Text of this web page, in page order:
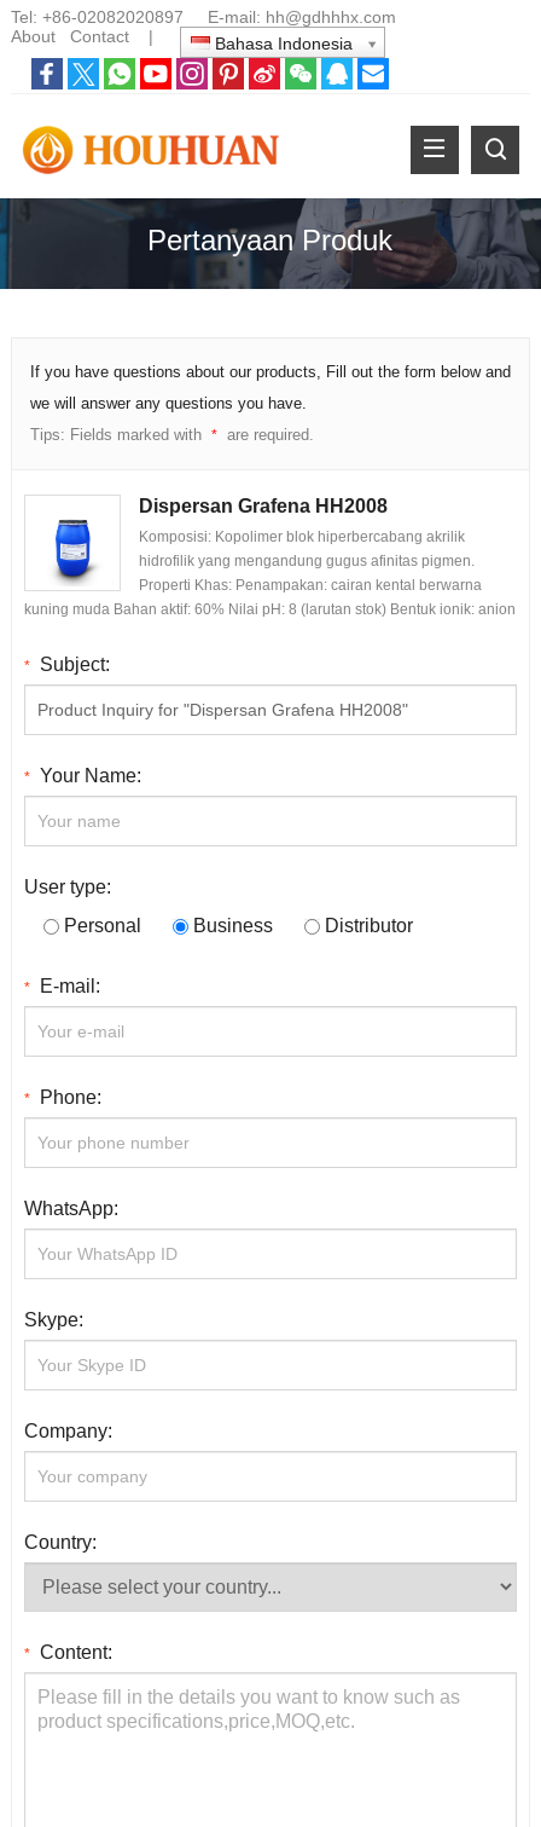
Tel: +86-02082020897 E-mail: hh@gdhhhx.com
About
Contact| Bahasa Indonesia
Pertanyaan Produk
If you have questions about our products, Fill out the form below and
we will answer any questions you have.
Tips: Fields marked with * are required.
Dispersan Grafena HH2008
Komposisi: Kopolimer blok hiperbercabang akrilik
hidrofilik yang mengandung gugus afinitas pigmen.
Properti Khas: Penampakan: cairan kental berwarna
kuning muda Bahan aktif: 60% Nilai pH: 8 (larutan stok) Bentuk ionik: anion
* Subject:
* Your Name:
User type:
Personal
Business Distributor
* E-mail:
* Phone:
WhatsApp:
Skype:
Company:
Country:
* Content: